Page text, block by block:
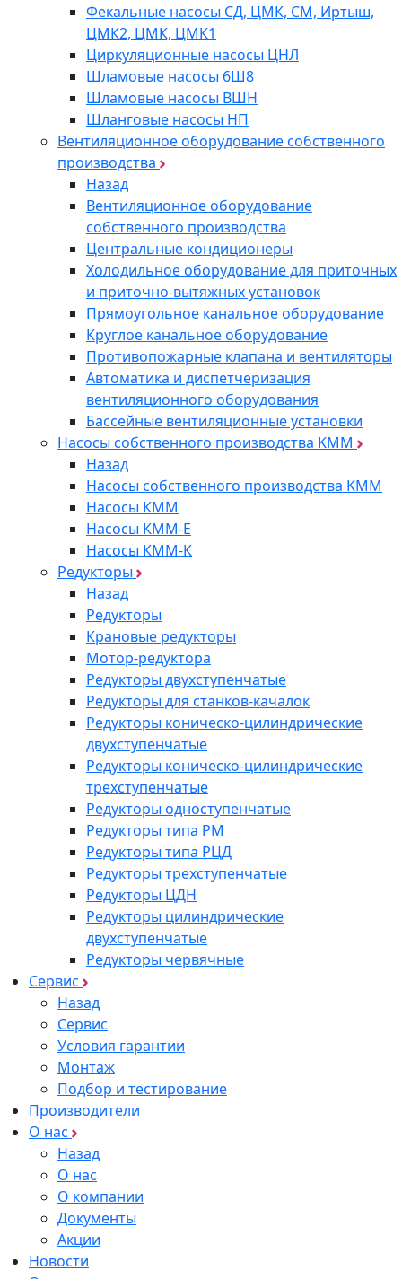
Фекальные насосы СД, ЦМК, СМ, Иртыш,
ЦМК2, ЦМК, ЦМК1
Циркуляционные насосы ЦНЛ
Шламовые насосы 6Ш8
Шламовые насосы ВШН
Шланговые насосы НП
Вентиляционное оборудование собственного
производства
Назад
Вентиляционное оборудование
собственного производства
Центральные кондиционеры
Холодильное оборудование для приточных
и приточно-вытяжных установок
Прямоугольное канальное оборудование
Круглое канальное оборудование
Противопожарные клапана и вентиляторы
Автоматика и диспетчеризация
вентиляционного оборудования
Бассейные вентиляционные установки
Насосы собственного производства KMM
Назад
Насосы собственного производства KMM
Насосы КММ
Насосы КММ-Е
Насосы КММ-К
Редукторы
Назад
Редукторы
Крановые редукторы
Мотор-редуктора
Редукторы двухступенчатые
Редукторы для станков-качалок
Редукторы коническо-цилиндрические
двухступенчатые
Редукторы коническо-цилиндрические
трехступенчатые
Редукторы одноступенчатые
Редукторы типа РМ
Редукторы типа РЦД
Редукторы трехступенчатые
Редукторы ЦДН
Редукторы цилиндрические
двухступенчатые
Редукторы червячные
Сервис
Назад
Сервис
Условия гарантии
Монтаж
Подбор и тестирование
Производители
О нас
Назад
О нас
О компании
Документы
Акции
Новости